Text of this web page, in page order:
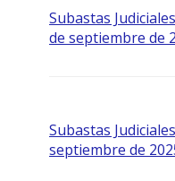
Subastas
de septiembre de
Subastas
septiembre de